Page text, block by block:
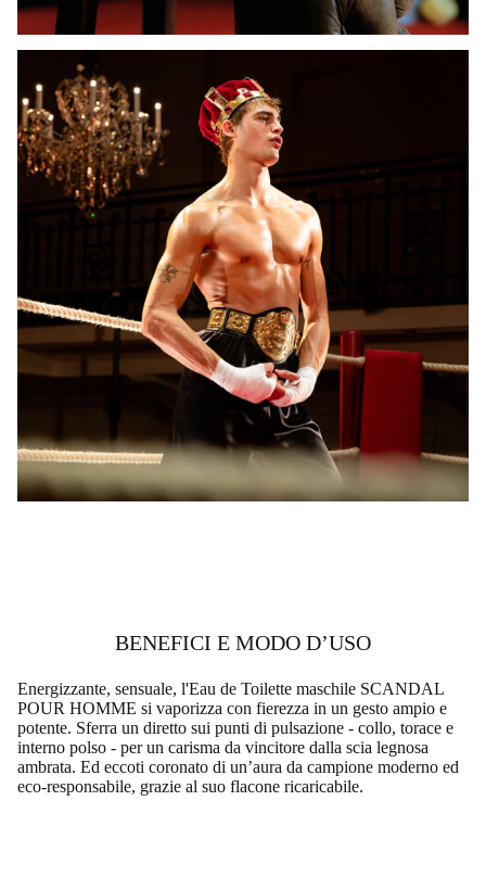
BENEFICI E MODO D’USO​
Energizzante, sensuale, l'Eau de Toilette maschile SCANDAL
POUR HOMME si vaporizza con fierezza in un gesto ampio e
potente. Sferra un diretto sui punti di pulsazione - collo, torace e
interno polso - per un carisma da vincitore dalla scia legnosa
ambrata. Ed eccoti coronato di un’aura da campione moderno ed
eco-responsabile, grazie al suo flacone ricaricabile.